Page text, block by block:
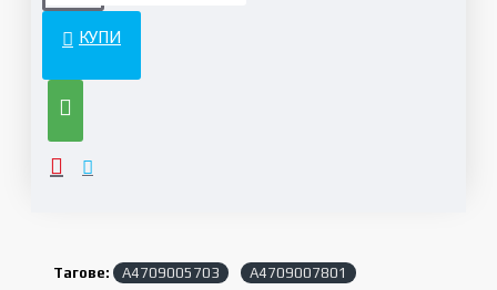
КУПИ
Тагове: A4709005703
A4709007801